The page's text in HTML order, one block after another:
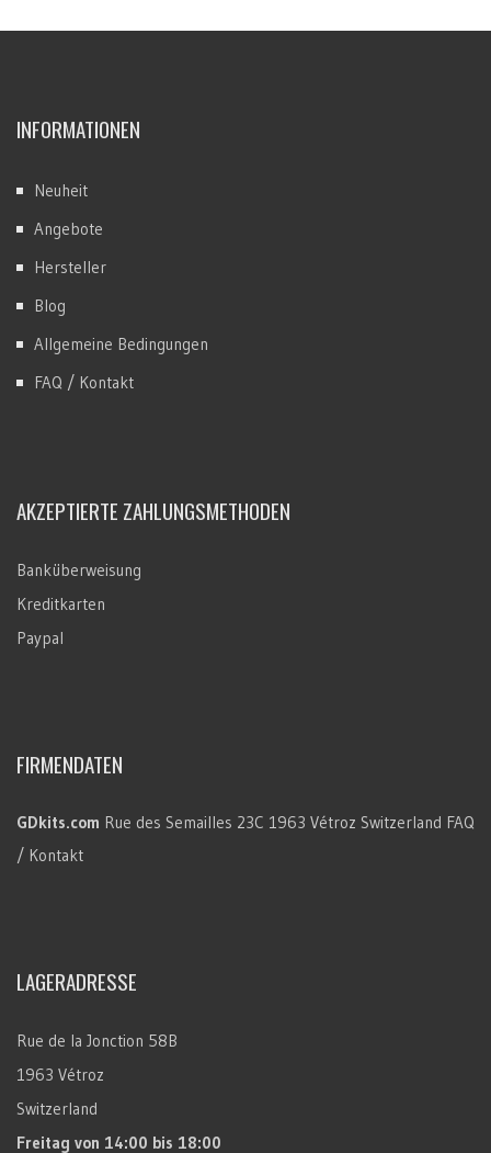
INFORMATIONEN
Neuheit
Angebote
Hersteller
Blog
Allgemeine Bedingungen
FAQ / Kontakt
AKZEPTIERTE ZAHLUNGSMETHODEN
Banküberweisung
Kreditkarten
Paypal
FIRMENDATEN
GDkits.com Rue des Semailles 23C 1963 Vétroz Switzerland FAQ
/ Kontakt
LAGERADRESSE
Rue de la Jonction 58B
1963 Vétroz
Switzerland
Freitag von 14:00 bis 18:00